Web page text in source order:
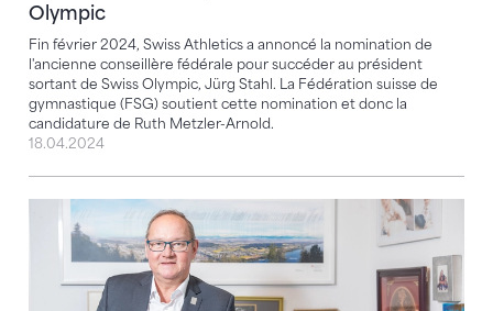
Olympic
Fin février 2024, Swiss Athletics a annoncé la nomination de
l'ancienne conseillère fédérale pour succéder au président
sortant de Swiss Olympic, Jürg Stahl. La Fédération suisse de
gymnastique (FSG) soutient cette nomination et donc la
candidature de Ruth Metzler-Arnold.
18.04.2024
Le bénévolat est et reste le fondement